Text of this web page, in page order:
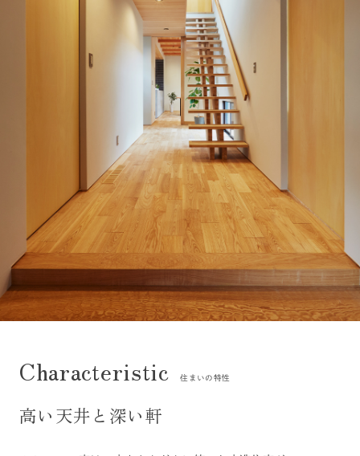
住まいの特性
高い天井と深い軒